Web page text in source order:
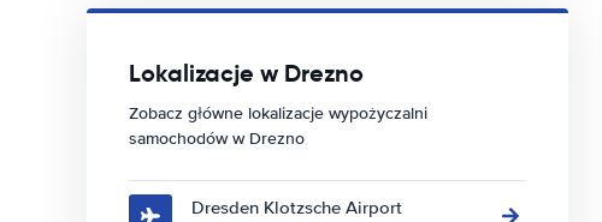
Lokalizacje w Drezno
Zobacz główne lokalizacje wypożyczalni
samochodów w Drezno
Dresden Klotzsche Airport